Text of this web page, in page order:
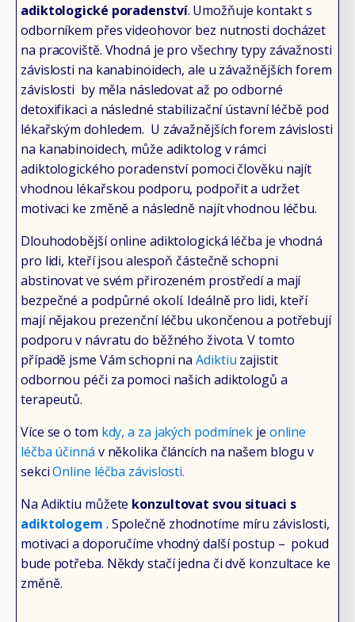
adiktologické poradenství. Umožňuje kontakt s
odborníkem přes videohovor bez nutnosti docházet
na pracoviště. Vhodná je pro všechny typy závažnosti
závislosti na kanabinoidech, ale u závažnějších forem
závislosti by měla následovat až po odborné
detoxifikaci a následné stabilizační ústavní léčbě pod
lékařským dohledem. U závažnějších forem závislosti
na kanabinoidech, může adiktolog v rámci
adiktologického poradenství pomoci člověku najít
vhodnou lékařskou podporu, podpořit a udržet
motivaci ke změně a následně najít vhodnou léčbu.
Dlouhodobější online adiktologická léčba je vhodná
pro lidi, kteří jsou alespoň částečně schopni
abstinovat ve svém přirozeném prostředí a mají
bezpečné a podpůrné okolí. Ideálně pro lidi, kteří
mají nějakou prezenční léčbu ukončenou a potřebují
podporu v návratu do běžného života. V tomto
případě jsme Vám schopni na Adiktiu zajistit
odbornou péči za pomoci našich adiktologů a
terapeutů.
Více se o tom kdy, a za jakých podmínek je online
léčba účinná v několika článcích na našem blogu v
sekciOnline léčba závislosti.
Na Adiktiu můžete konzultovat svou situaci s
adiktologem . Společně zhodnotíme míru závislosti,
motivaci a doporučíme vhodný další postup – pokud
bude potřeba. Někdy stačí jedna či dvě konzultace ke
změně.